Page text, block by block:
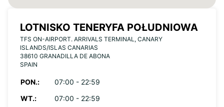
LOTNISKO TENERYFA POŁUDNIOWA
TFS ON-AIRPORT. ARRIVALS TERMINAL, CANARY
ISLANDS/ISLAS CANARIAS
38610 GRANADILLA DE ABONA
SPAIN
PON.:
07:00 - 22:59
WT.:
07:00 - 22:59